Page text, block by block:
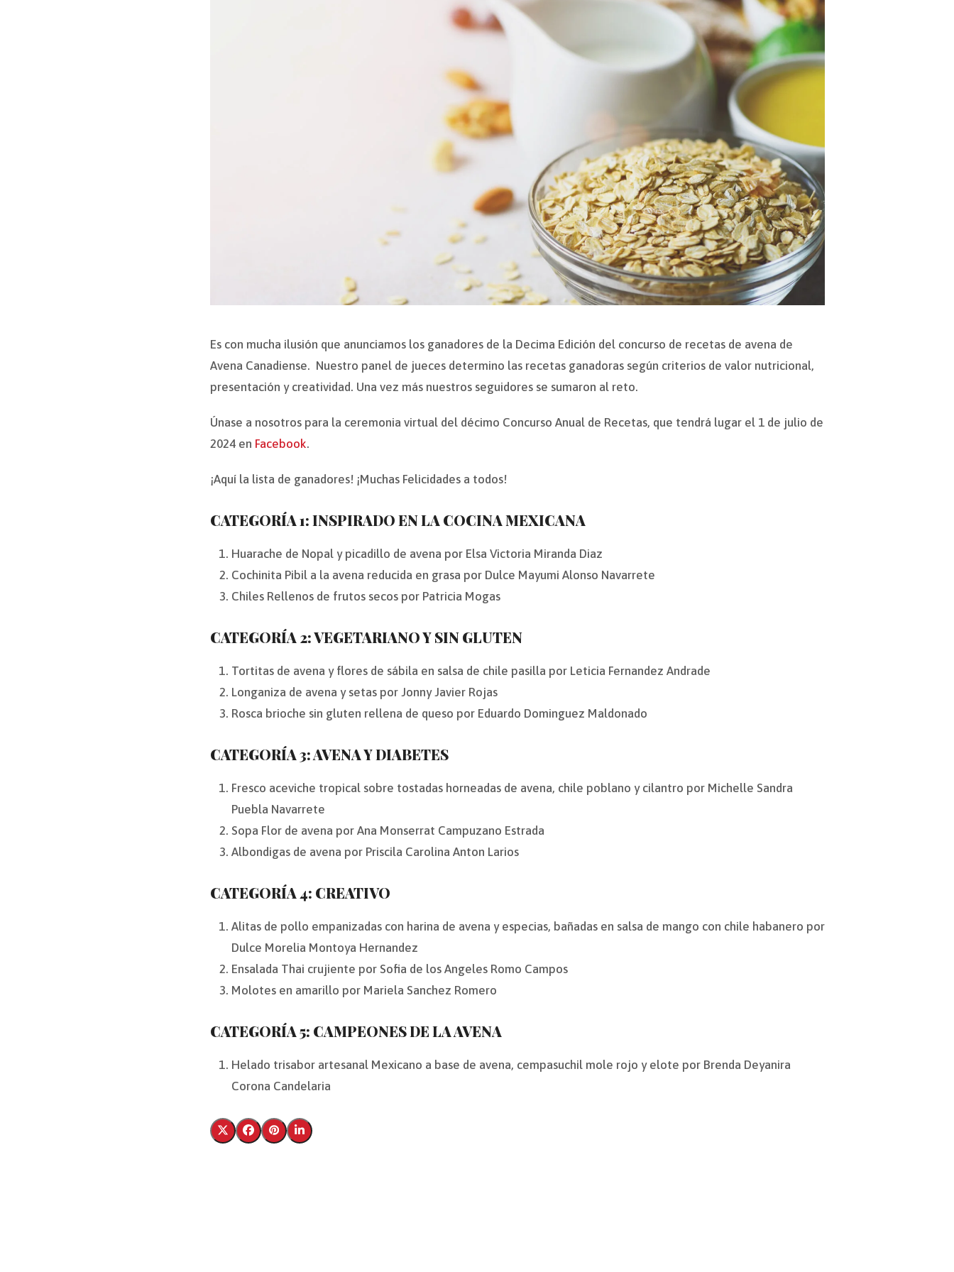
Es con mucha ilusión que anunciamos los ganadores de la Decima Edición del concurso de recetas de avena de
Avena Canadiense. Nuestro panel de jueces determino las recetas ganadoras según criterios de valor nutricional,
presentación y creatividad. Una vez más nuestros seguidores se sumaron al reto.
Únase a nosotros para la ceremonia virtual del décimo Concurso Anual de Recetas, que tendrá lugar el 1 de julio de
2024 en Facebook.
¡Aquí la lista de ganadores! ¡Muchas Felicidades a todos!
CATEGORÍA 1: INSPIRADO EN LA COCINA MEXICANA
Huarache de Nopal y picadillo de avena por Elsa Victoria Miranda Diaz
Cochinita Pibil a la avena reducida en grasa por Dulce Mayumi Alonso Navarrete
Chiles Rellenos de frutos secos por Patricia Mogas
CATEGORÍA 2: VEGETARIANO Y SIN GLUTEN
Tortitas de avena y flores de sábila en salsa de chile pasilla por Leticia Fernandez Andrade
Longaniza de avena y setas por Jonny Javier Rojas
Rosca brioche sin gluten rellena de queso por Eduardo Dominguez Maldonado
CATEGORÍA 3: AVENA Y DIABETES
Fresco aceviche tropical sobre tostadas horneadas de avena, chile poblano y cilantro por Michelle Sandra
Puebla Navarrete
Sopa Flor de avena por Ana Monserrat Campuzano Estrada
Albondigas de avena por Priscila Carolina Anton Larios
CATEGORÍA 4: CREATIVO
Alitas de pollo empanizadas con harina de avena y especias, bañadas en salsa de mango con chile habanero por
Dulce Morelia Montoya Hernandez
Ensalada Thai crujiente por Sofia de los Angeles Romo Campos
Molotes en amarillo por Mariela Sanchez Romero
CATEGORÍA 5: CAMPEONES DE LA AVENA
Helado trisabor artesanal Mexicano a base de avena, cempasuchil mole rojo y elote por Brenda Deyanira
Corona Candelaria